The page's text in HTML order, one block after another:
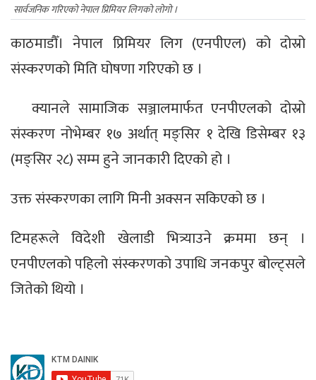
सार्वजनिक गरिएको नेपाल प्रिमियर लिगको लोगो ।
काठमाडौँ। नेपाल प्रिमियर लिग (एनपीएल) को दोस्रो
संस्करणको मिति घोषणा गरिएको छ ।
क्यानले सामाजिक सञ्जालमार्फत एनपीएलको दोस्रो
संस्करण नोभेम्बर १७ अर्थात् मङ्सिर १ देखि डिसेम्बर १३
(मङ्सिर २८) सम्म हुने जानकारी दिएको हो ।
उक्त संस्करणका लागि मिनी अक्सन सकिएको छ ।
टिमहरूले विदेशी खेलाडी भित्र्याउने क्रममा छन् ।
एनपीएलको पहिलो संस्करणको उपाधि जनकपुर बोल्ट्सले
जितेको थियो ।